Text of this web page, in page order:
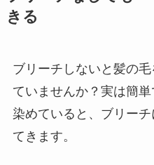
きる
ブリーチしないと髪の
ていませんか？実は簡
染めていると、ブリー
てきます。